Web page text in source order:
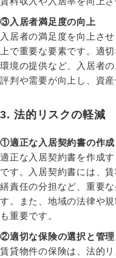
③入居者満足度の向上
入居者の満足度を向上さ
上で重要な要素です。適
環境の提供など、入居者
評判や需要が向上し、資
3. 法的リスクの軽減
①適正な入居契約書の作成
適正な入居契約書を作成
です。入居契約書には、
繕責任の分担など、重要
す。また、地域の法律や
も重要です。
②適切な保険の選択と管理
賃貸物件の保険は、法的